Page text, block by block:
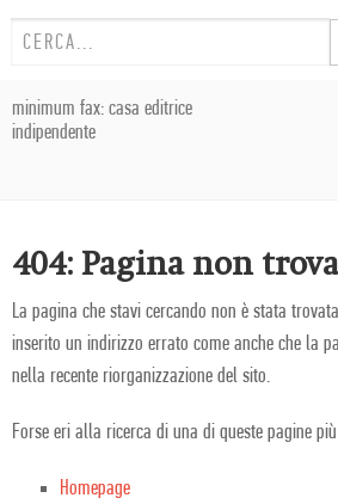
minimum fax: casa editrice
indipendente
404: Pagina non
La pagina che stavi cercando non è stata
inserito un indirizzo errato come anche che la
nella recente riorganizzazione del sito.
Forse eri alla ricerca di una di queste pagine
Homepage